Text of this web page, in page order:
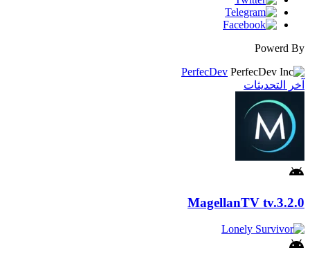
Powerd By
PerfecDev
آخر التحديثات
MagellanTV tv.3.2.0